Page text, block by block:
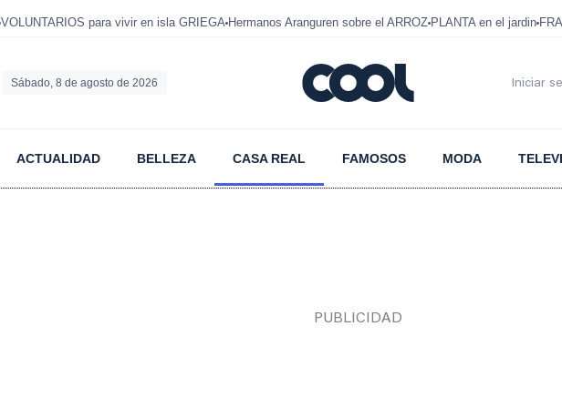
VOLUNTARIOS para vivir en isla GRIEGA Hermanos Aranguren sobre el ARROZ PLANTA en el jardin
Sábado, 8 de agosto de 2026 Iniciar
ACTUALIDAD BELLEZA CASA REAL FAMOSOS MODA